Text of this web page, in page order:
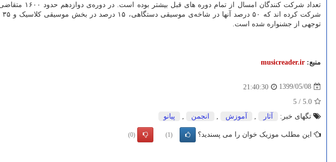
توجهی از جشنواره شده است.
منبع: musicreader.ir
1399/05/08
21:40:30
5.0
/
5
تگهای خبر:
آثار آموزش انجمن پیانو
این مطلب موزیک خوان را می پسندید؟ (1)
(0)